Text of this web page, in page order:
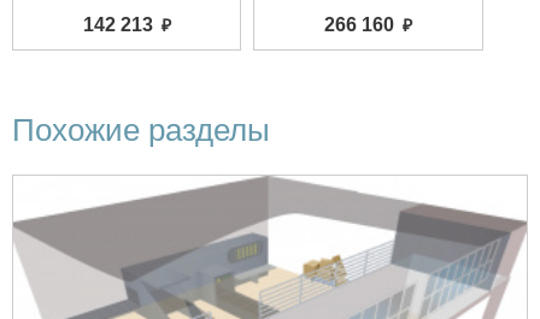
142 213
266 160
Похожие разделы